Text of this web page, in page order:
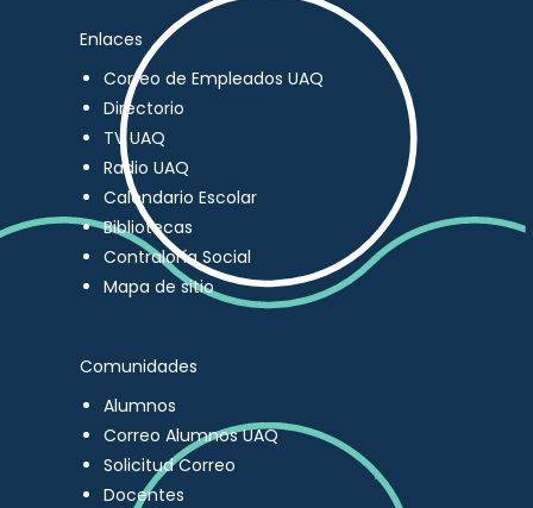
Enlaces
Correo de Empleados UAQ
Directorio
TV UAQ
Radio UAQ
Calendario Escolar
Bibliotecas
Contraloría Social
Mapa de sitio
Comunidades
Alumnos
Correo Alumnos UAQ
Solicitud Correo
Docentes